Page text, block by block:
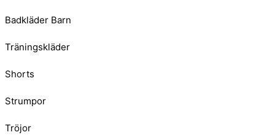
Badkläder Barn
Träningskläder
Shorts
Strumpor
Tröjor